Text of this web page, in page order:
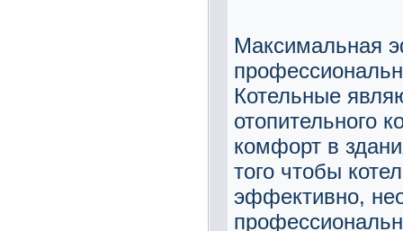
Максимальная
Котельные
отопительного
комфорт в
того чтобы
эффективно,